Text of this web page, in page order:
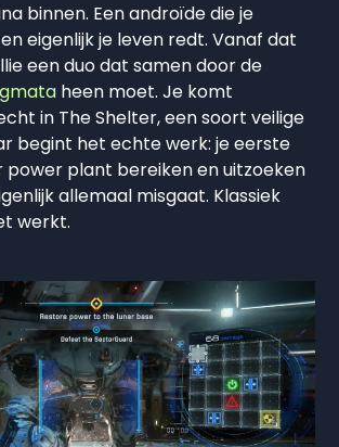
binnen. Een androïde die je
eigenlijk je leven redt. Vanaf dat
een duo dat samen door de
heen moet. Je komt
in The Shelter, een soort veilige
begint het echte werk: je eerste
power plant bereiken en uitzoeken
allemaal misgaat. Klassiek
werkt.